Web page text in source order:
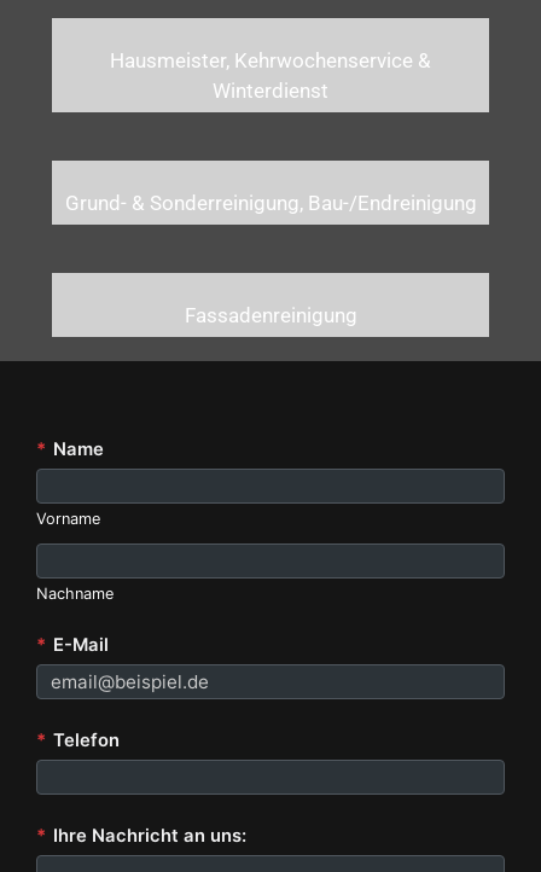
Hausmeister, Kehrwochenservice &
Winterdienst
Grund- & Sonderreinigung, Bau-/Endreinigung
Fassadenreinigung
* Name
Vorname
Nachname
* E-Mail
* Telefon
* Ihre Nachricht an uns: